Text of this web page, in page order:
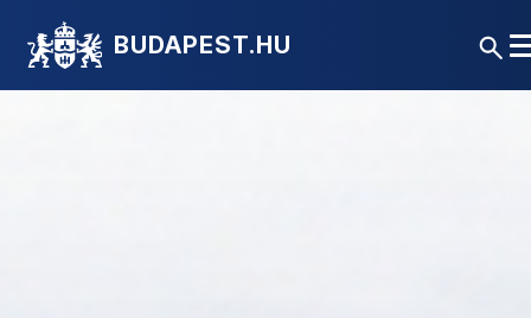
BUDAPEST.HU